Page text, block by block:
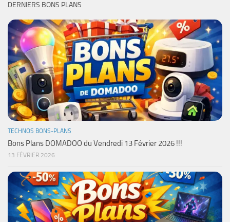
DERNIERS BONS PLANS
TECHNOS BONS-PLANS
Bons Plans DOMADOO du Vendredi 13 Février 2026 !!!
13 FÉVRIER 2026